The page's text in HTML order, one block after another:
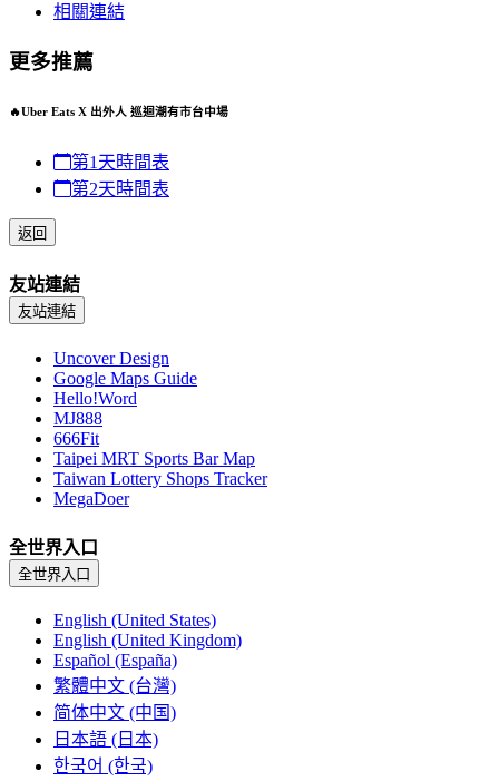
相關連結
更多推薦
🔥Uber Eats X 出外人 巡迴潮有市台中場
第1天時間表
第2天時間表
返回
友站連結
友站連結
Uncover Design
Google Maps Guide
Hello!Word
MJ888
666Fit
Taipei MRT Sports Bar Map
Taiwan Lottery Shops Tracker
MegaDoer
全世界入口
全世界入口
English (United States)
English (United Kingdom)
Español (España)
繁體中文 (台灣)
简体中文 (中国)
日本語 (日本)
한국어 (한국)